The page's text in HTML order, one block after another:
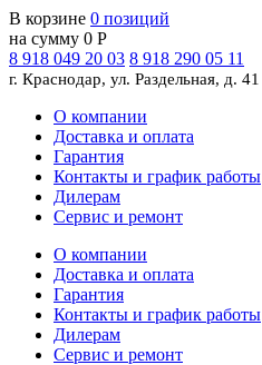
В корзине 0 позиций
на сумму 0 Р
8 918 049 20 03 8 918 290 05 11
г. Краснодар, ул. Раздельная, д. 41
О компании
Доставка и оплата
Гарантия
Контакты и график работы
Дилерам
Сервис и ремонт
О компании
Доставка и оплата
Гарантия
Контакты и график работы
Дилерам
Сервис и ремонт